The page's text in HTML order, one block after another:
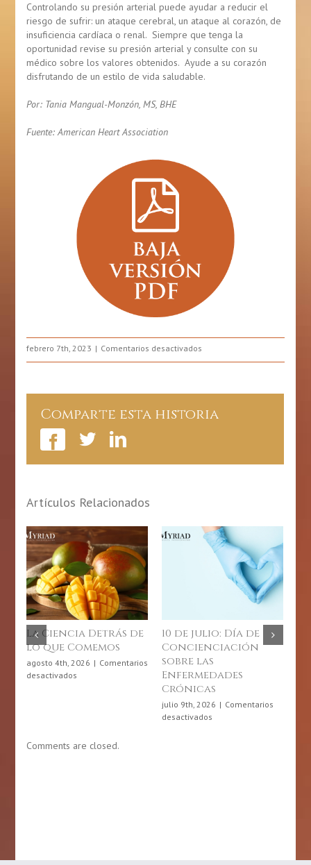
Controlando su presión arterial puede ayudar a reducir el
riesgo de sufrir: un ataque cerebral, un ataque al corazón, de
insuficiencia cardíaca o renal. Siempre que tenga la
oportunidad revise su presión arterial y consulte con su
médico sobre los valores obtenidos. Ayude a su corazón
disfrutando de un estilo de vida saludable.
Por: Tania Mangual-Monzón, MS, BHE
Fuente: American Heart Association
febrero 7th, 2023 Comentarios desactivados
Hipertensión
Comparte esta historia
Artículos Relacionados
10 de julio: Día de
Concienciación
sobre las
Enfermedades
Junio, mes de la
gastronomía
puertorriqueña
junio 4th, 2026 | Comentarios
desactivadosen
Junio,
mes
Mayo,